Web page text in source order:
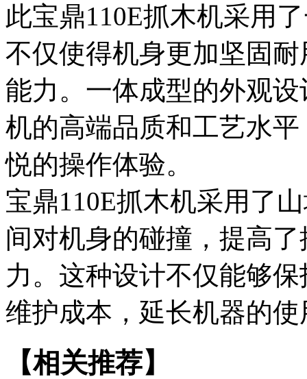
此宝鼎110E抓木机采用
不仅使得机身更加坚固
能力。一体成型的外观
机的高端品质和工艺水
悦的操作体验。
宝鼎110E抓木机采用了
间对机身的碰撞，提高
力。这种设计不仅能够
维护成本，延长机器的
【相关推荐】